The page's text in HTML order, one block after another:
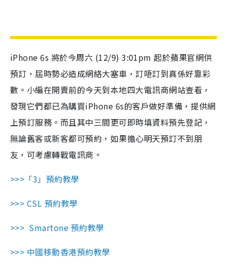
iPhone 6s 將於今周六 (12/9) 3:01pm 起於蘋果官網供
預訂，屆時勢必造成網絡大塞車，訂唔訂到真係好靠彩
數。小編在開賣前的今天到本地四大電訊商網站查看，
發現它們都已為購買iPhone 6s的客戶做好準備，提供網
上預訂服務。而且其中三間更可即時填資料預先登記，
無論舊客或新客都可預約，如果擔心明天預訂不到朋
友，可考慮轉戰電訊商。
>>>「3」預約教學
>>> CSL 預約教學
>>> Smartone 預約教學
>>> 中國移動香港預約教學